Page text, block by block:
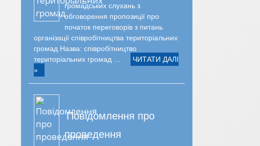
громадських слухань з
обговорення пропозиції про
початок переговорів з питань
організації співробітництва територіальних
громад Назва: співробітництво
територіальних громад …
ЧИТАТИ ДАЛІ
»
Повідомлення про
проведення